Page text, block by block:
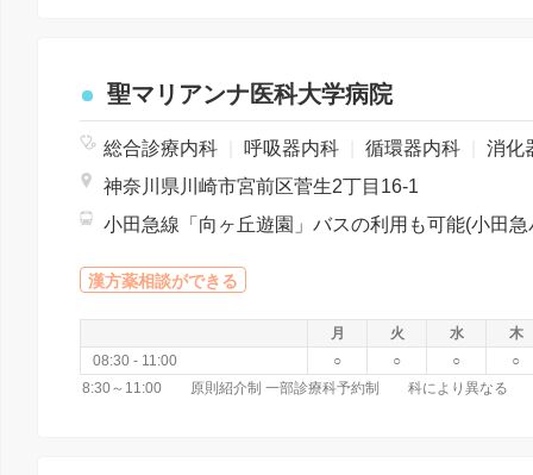
聖マリアンナ医科大学病院
総合診療内科 呼吸器内科 循環器内科
消化器
神奈川県川崎市宮前区菅生2丁目16-1
漢方薬相談ができる
月 火 水
木
08:30 - 11:00
○ ○ ○ ○